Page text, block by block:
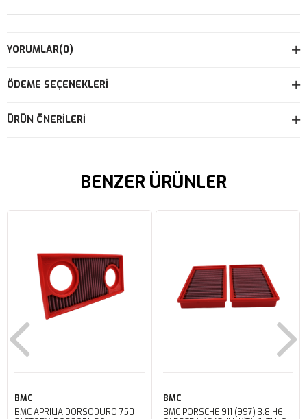
YORUMLAR(0)
ÖDEME SEÇENEKLERI
ÜRÜN ÖNERILERI
BENZER ÜRÜNLER
BMC
BMC APRILIA DORSODURO 750
BMC
BMC PORSCHE 911 (997) 3.8 H6